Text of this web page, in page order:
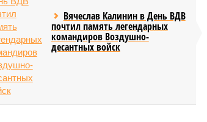
Вячеслав Калинин в День ВДВ
почтил память легендарных
командиров Воздушно-
десантных войск